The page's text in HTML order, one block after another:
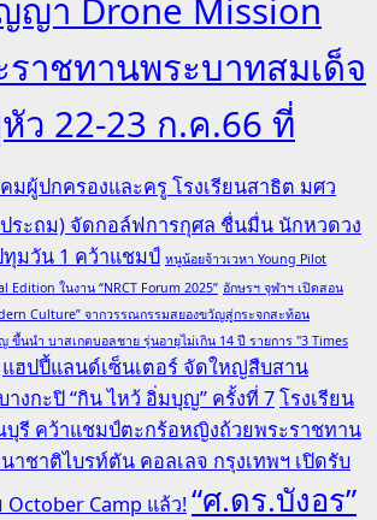
ญา Drone Mission
ราชทานพระบาทสมเด็จ
ว 22-23 ก.ค.66 ที่
มผู้ปกครองและครู โรงเรียนสาธิต มศว
ระถม) จัดกอล์ฟการกุศล ชื่นมื่น นักหวดวง
มวัน 1 คว้าแชมป์ หนูน้อยจ้าวเวหา Young Pilot
Edition ในงาน “NRCT Forum 2025” อักษรฯ จุฬาฯ เปิดสอน
Culture” จากวรรณกรรมสยองขวัญสู่กระจกสะท้อน
ขึ้นนำ บาสเกตบอลชาย รุ่นอายุไม่เกิน 14 ปี รายการ "3 Times
แฮปปี้แลนด์เซ็นเตอร์ จัดใหญ่สืบสาน
างกะปิ “กิน ไหว้ อิ่มบุญ” ครั้งที่ 7โรงเรียน
รี คว้าแชมป์ตะกร้อหญิงถ้วยพระราชทาน
าชาติไบรท์ตัน คอลเลจ กรุงเทพฯ เปิดรับ
Camp แล้ว!“ศ.ดร.บังอร”